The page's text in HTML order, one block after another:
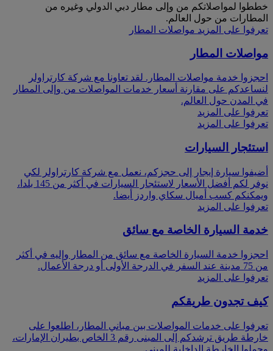
خططوا لمواصلاتكم من وإلى مطار دبي الدولي وغيره من
المطارات من حول العالم.
تعرفوا على المزيد مواصلات المطار
مواصلات المطار
احجزوا خدمة مواصلات المطار. لقد تعاونا مع شركة كارتراولر
لنساعدكم على مقارنة أسعار خدمات المواصلات من وإلى المطار
في المدن حول العالم.
تعرفوا على المزيد
تعرفوا على المزيد
استئجار السيارات
أضيفوا سيارة إيجار إلى حجزكم، نعمل مع شركة كارتراولر لكي
نوفر لكم أفضل الأسعار لاستئجار السيارات في أكثر من 145 بلدا،
ويمكنكم كسب أميال سكاي واردز أيضا.
تعرفوا على المزيد
خدمة السيارة الخاصة مع سائق
احجزوا خدمة السيارة الخاصة مع سائق من المطار وإليه في أكثر
من 75 مدينة عند السفر في الدرجة الأولى أو درجة الأعمال.
تعرفوا على المزيد
كيف تجدون طريقكم
تعرفوا على خدمات المواصلات بين مباني المطار، اطلعوا على
خارطة طريق ترشدكم إلى المبنى رقم 3 الخاص بطيران الإمارات،
وحملوا الخارطة الداخلية للمبنى.